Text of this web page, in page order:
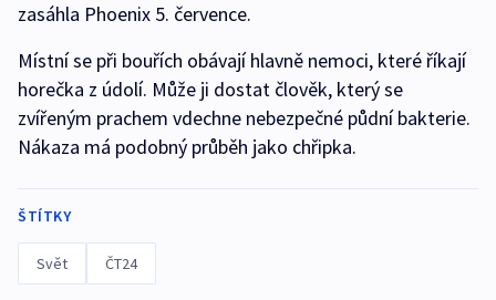
zasáhla Phoenix 5. července.
Místní se při bouřích obávají hlavně nemoci, které říkají
horečka z údolí. Může ji dostat člověk, který se
zvířeným prachem vdechne nebezpečné půdní bakterie.
Nákaza má podobný průběh jako chřipka.
ŠTÍTKY
Svět ČT24